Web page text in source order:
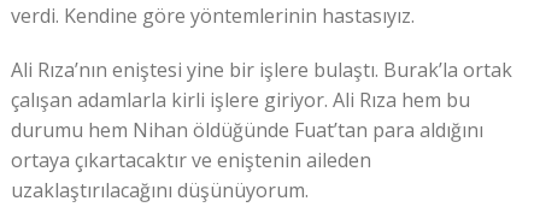
verdi. Kendine göre yöntemlerinin hastasıyız.
Ali Rıza’nın eniştesi yine bir işlere bulaştı. Burak’la ortak
çalışan adamlarla kirli işlere giriyor. Ali Rıza hem bu
durumu hem Nihan öldüğünde Fuat’tan para aldığını
ortaya çıkartacaktır ve eniştenin aileden
uzaklaştırılacağını düşünüyorum.